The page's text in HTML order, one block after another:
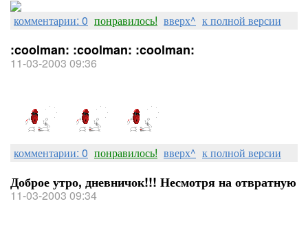
комментарии: 0 понравилось! вверх^ к полной версии
:coolman: :coolman: :coolman:
11-03-2003 09:36
комментарии: 0 понравилось! вверх^ к полной версии
Доброе утро, дневничок!!! Несмотря на отвратную
11-03-2003 09:34